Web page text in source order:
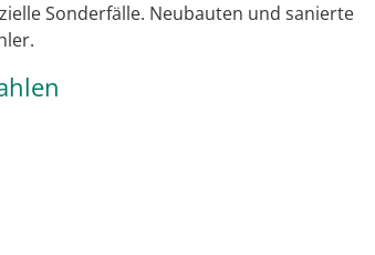
Sonderfälle. Neubauten und sanierte